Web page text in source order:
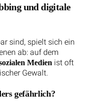
und digitale
sind, spielt sich ein
ab: auf dem
Medien ist oft
Gewalt.
gefährlich?